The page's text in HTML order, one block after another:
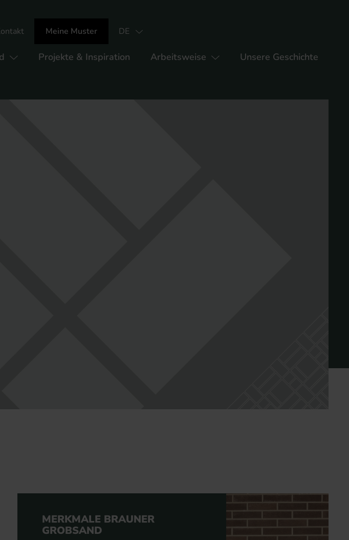
Meine Muster DE
Projekte & Inspiration Arbeitsweise Unsere Geschichte
MERKMALE BRAUNER
GROBSAND